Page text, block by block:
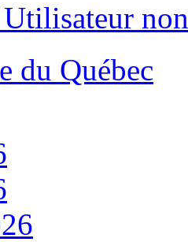
Utilisateur
du Québec